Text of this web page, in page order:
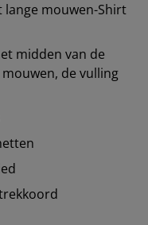
lange mouwen-Shirt
midden van de
de vulling